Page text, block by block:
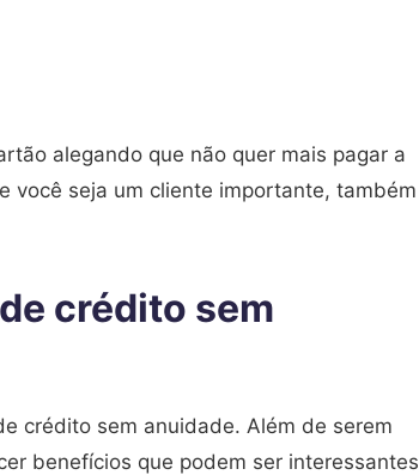
alegando que não quer mais pagar a
você seja um cliente importante, também
crédito sem
crédito sem anuidade. Além de serem
benefícios que podem ser interessantes